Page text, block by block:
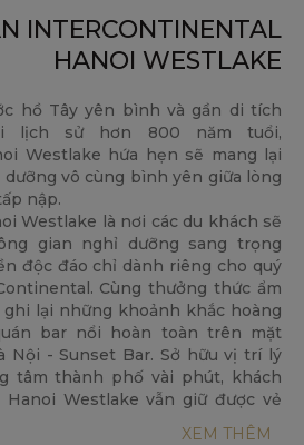
tự hào đã nhận được nhiều giải
Nam - 2nd Runner up 2022 |
Nam 2014, 2015, 2016, 2017,
Golf
du lịch Tốt nhất Việt Nam 2019
Sân gôn Tốt nhất Châu Á Thái
Caddie tốt nhất Việt Nam 2010,
nhất Việt Nam | Bộ Văn hóa Thể
nhất Việt Nam 2009
Nam 2009
Thiên nhiên Đẹp nhất Việt
Đẹp nhất Việt Nam 2008
INTERCONTINENTAL
HANOI WESTLAKE
hồ Tây yên bình và gần di tích
lịch sử hơn 800 năm tuổi,
Westlake hứa hẹn sẽ mang lại
vô cùng bình yên giữa lòng
nập.
Westlake là nơi các du khách sẽ
gian nghỉ dưỡng sang trọng
độc đáo chỉ dành riêng cho quý
Cùng thưởng thức ẩm
lại những khoảnh khắc hoàng
bar nổi hoàn toàn trên mặt
Nội - Sunset Bar. Sở hữu vị trí lý
tâm thành phố vài phút, khách
Westlake vẫn giữ được vẻ
nhịp sống nhộn nhịp hối hả của
XEM THÊM